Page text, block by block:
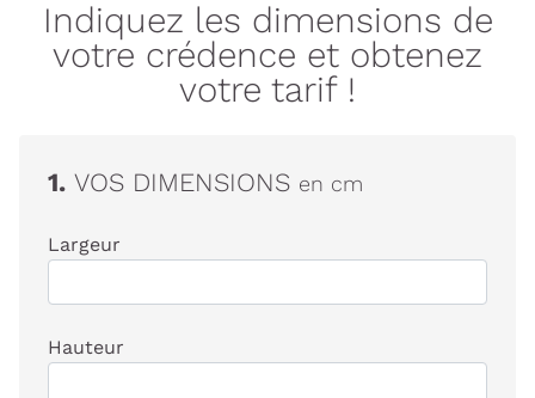
Indiquez les dimensions de
votre crédence et obtenez
votre tarif !
1. VOS DIMENSIONS en cm
Largeur
Hauteur